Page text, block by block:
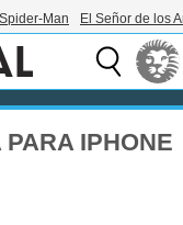
Spider-Man El Señor de los
IPHONE